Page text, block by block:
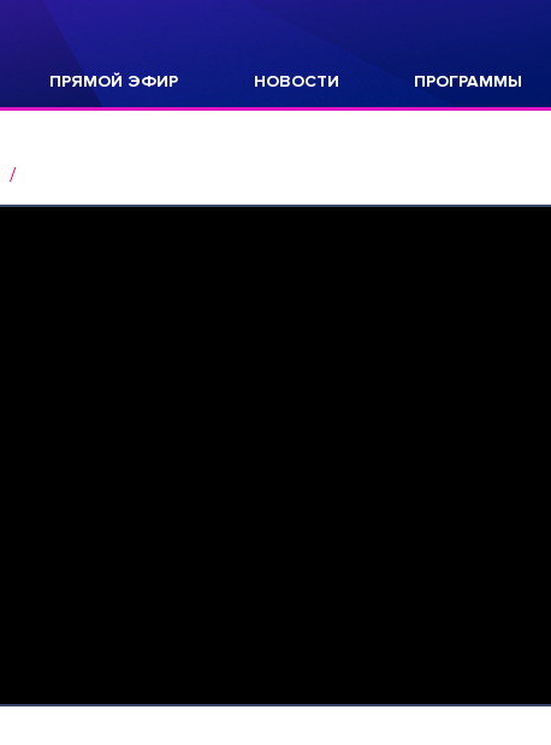
ПРЯМОЙ ЭФИР НОВОСТИ ПРОГРАММЫ